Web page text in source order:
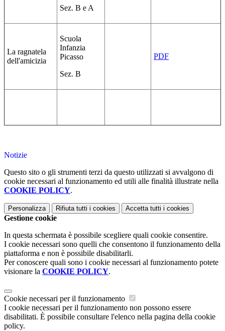
Sez. B e A
La ragnatela
dell'amicizia
Scuola
Infanzia
Picasso
Sez. B
PDF
Notizie
Questo sito o gli strumenti terzi da questo utilizzati si avvalgono di
cookie necessari al funzionamento ed utili alle finalità illustrate nella
COOKIE POLICY.
Personalizza Rifiuta tutti i cookies Accetta tutti i cookies
Gestione cookie
In questa schermata è possibile scegliere quali cookie consentire.
I cookie necessari sono quelli che consentono il funzionamento della
piattaforma e non è possibile disabilitarli.
Per conoscere quali sono i cookie necessari al funzionamento potete
visionare la COOKIE POLICY.
Cookie necessari per il funzionamento
I cookie necessari per il funzionamento non possono essere
disabilitati. È possibile consultare l'elenco nella pagina della cookie
policy.